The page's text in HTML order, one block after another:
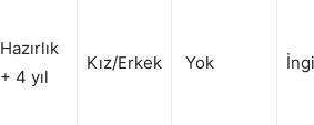
Hazırlık
+ 4 yıl
Kız/Erkek Yok